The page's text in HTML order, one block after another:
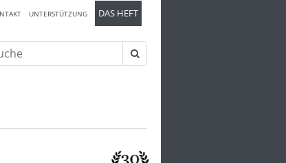
UNTERSTÜTZUNG DAS HEFT